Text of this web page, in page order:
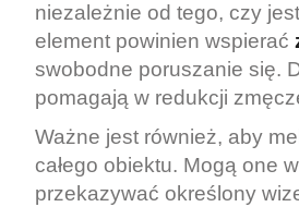
niezależnie od tego, czy
element powinien wspierać
swobodne poruszanie się.
pomagają w redukcji
Ważne jest również, aby
całego obiektu. Mogą one
przekazywać określony